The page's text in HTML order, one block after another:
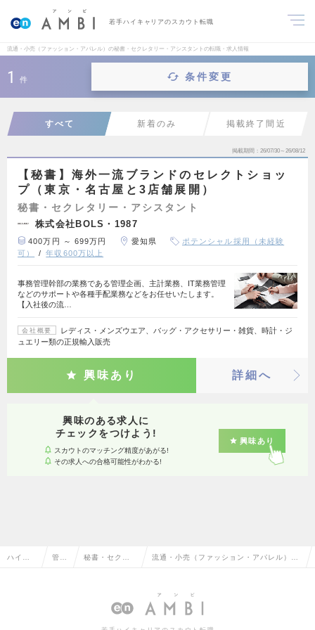
若手ハイキャリアのスカウト転職
流通・小売（ファッション・アパレル）の秘書・セクレタリー・アシスタントの転職・求人情報
1 件 条件変更
すべて 新着のみ 掲載終了間近
掲載期間 26/07/30～26/08/12
【秘書】海外一流ブランドのセレクトショッ
プ（東京・名古屋と3店舗展開）
秘書・セクレタリー・アシスタント
株式会社BOLS・1987
400万円 ～ 699万円 愛知県
ポテンシャル採用（未経験
可）
年収600万以上
事務管理幹部の業務である管理企画、主計業務、IT業務管理
などのサポートや各種手配業務などをお任せいたします。
【入社後の流…
会社概要
レディス・メンズウエア、バッグ・アクセサリー・雑貨、時計・ジ
ュエリー類の正規輸入販売
興味あり 詳細へ
興味のある求人に
チェックをつけよう!
スカウトのマッチング精度があがる!
その求人への合格可能性がわかる!
興味あり
ハイク 管理 秘書・セクレ
スタント
流通・小売（ファッション・アパレル）の
職・求人情報一覧